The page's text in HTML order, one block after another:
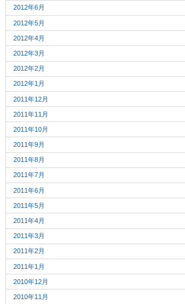
2012年6月
2012年5月
2012年4月
2012年3月
2012年2月
2012年1月
2011年12月
2011年11月
2011年10月
2011年9月
2011年8月
2011年7月
2011年6月
2011年5月
2011年4月
2011年3月
2011年2月
2011年1月
2010年12月
2010年11月